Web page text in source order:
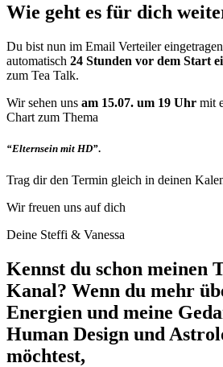
Wie geht es für dich
Du bist nun im Email Verteiler
automatisch 24 Stunden vor dem Start
zum Tea Talk.
Wir sehen uns am 15.07. um 19 Uhr mit
Chart zum Thema
“Elternsein mit HD”.
Trag dir den Termin gleich in deinen
Wir freuen uns auf dich
Deine Steffi & Vanessa
Kennst du schon meinen
Kanal? Wenn du mehr
Energien und meine
Human Design und
möchtest,